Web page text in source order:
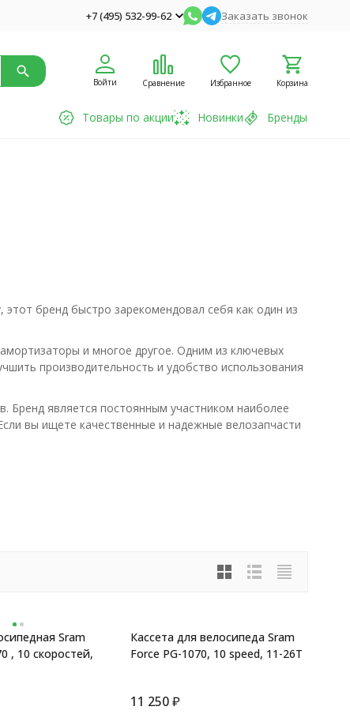
+7 (495) 532-99-62 Заказать звонок
Войти Сравнение Избранное Корзина
Товары по акции Новинки Бренды
бренд быстро зарекомендовал себя как один из
и многое другое. Одним из ключевых
производительность и удобство использования
Бренд является постоянным участником наиболее
вы ищете качественные и надежные велозапчасти
Sram
, 10 скоростей,
Кассета для велосипеда Sram
Force PG-1070, 10 speed, 11-26T
11 250₽